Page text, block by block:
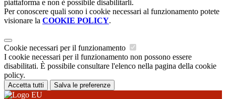
piattaforma e non è possibile disabilitarli.
Per conoscere quali sono i cookie necessari al funzionamento potete
visionare la COOKIE POLICY.
Cookie necessari per il funzionamento
I cookie necessari per il funzionamento non possono essere
disabilitati. È possibile consultare l'elenco nella pagina della cookie
policy.
Accetta tutti Salva le preferenze